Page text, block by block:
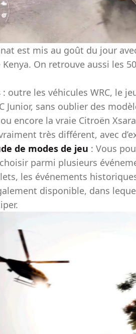
est mis au goût du jour
Kenya. On retrouve aussi les
: outre les véhicules WRC, le
Junior, sans oublier des
encore la vraie Citroën
très différent, avec
de modes de jeu : Vous
parmi plusieurs
les événements
disponible, dans